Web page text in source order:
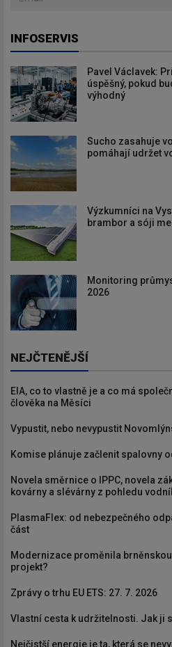
INFOSERVIS
Pavel Václavek:
úspěšný, pokud
výhodný
Sucho zasahuje
pomáhají udržet
Výzkumníci na
brambor a sóji
Monitoring
2026
NEJČTENĚJŠÍ
EIA, co to vlastně je a co má
člověka na Měsíci
Vypustit, nebo nevypustit
Komise plánuje začlenit spalovny
Novela směrnice o IPPC, novela
kovárny a slévárny z pohledu
PlasmaFlex: od nebezpečného
část
Modernizace proměnila
projekt?
Zprávy o trhu EU ETS: 27. 7. 2026
Vlastní cesta k udržitelnosti. Jak ji
Nejčistší energie je ta, která se